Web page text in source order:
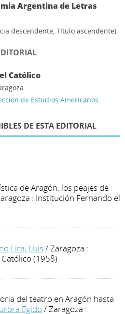
Argentina de Letras
descendente, Título ascendente)
Católico
de Estudios Americanos
DE ESTA EDITORIAL
de Aragón: los peajes de
: Institución Fernando el
Lira, Luis / Zaragoza :
(1958)
del teatro en Aragón hasta
Egido / Zaragoza :